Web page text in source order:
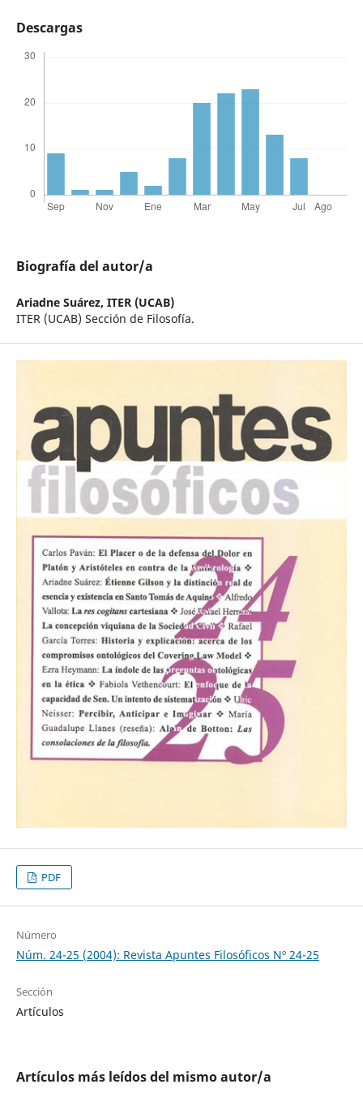
Descargas
Biografía del autor/a
Ariadne Suárez, ITER (UCAB)
ITER (UCAB) Sección de Filosofía.
PDF
Número
Núm. 24-25 (2004): Revista Apuntes Filosóficos Nº 24-25
Sección
Artículos
Artículos más leídos del mismo autor/a